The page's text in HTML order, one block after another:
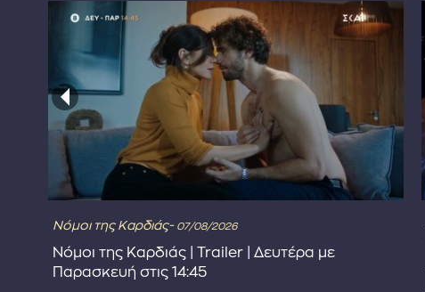
Νόμοι της Καρδιάς- 07/08/2026
Νόμοι της Καρδιάς | Trailer | Δευτέρα με
Παρασκευή στις 14:45